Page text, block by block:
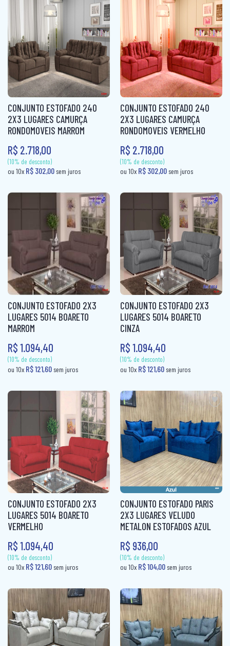
(10% de desconto)
ou 10xR$ 186,00sem juros
(10% de desconto)
ou 10xR$ 186,00sem
(10% de desconto)
ou 10xR$ 186,00sem juros
(10% de desconto)
ou 10xR$ 302,00
CONJUNTO ESTOFADO 240
2X3 LUGARES CAMURÇA
RONDOMOVEIS MARROM
R$ 2.718,00
(10% de desconto)
ou 10xR$ 302,00
CONJUNTO ESTOFADO 240
2X3 LUGARES CAMURÇA
RONDOMOVEIS VERMELHO
R$ 2.718,00
(10% de desconto)
ou 10x
CONJUNTO ESTOFADO 2X3
LUGARES 5014 BOARETO
MARROM
R$ 1.094,40
CONJUNTO ESTOFADO 2X3
LUGARES 5014 BOARETO
CINZA
R$ 1.094,40
CONJUNTO ESTOFADO 2X3
LUGARES 5014 BOARETO
VERMELHO
R$ 1.094,40
CONJUNTO ESTOFADO PARIS
2X3 LUGARES VELUDO
METALON ESTOFADOS AZUL
R$ 936,00